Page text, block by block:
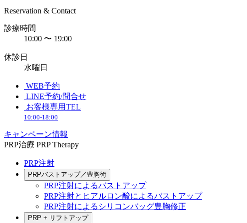
Reservation & Contact
診療時間
10:00 〜 19:00
休診日
水曜日
WEB予約
LINE予約/問合せ
お客様専用TEL
10:00-18:00
キャンペーン情報
PRP治療 PRP Therapy
PRP注射
PRPバストアップ／豊胸術
PRP注射によるバストアップ
PRP注射とヒアルロン酸によるバストアップ
PRP注射によるシリコンバッグ豊胸修正
PRP + リフトアップ